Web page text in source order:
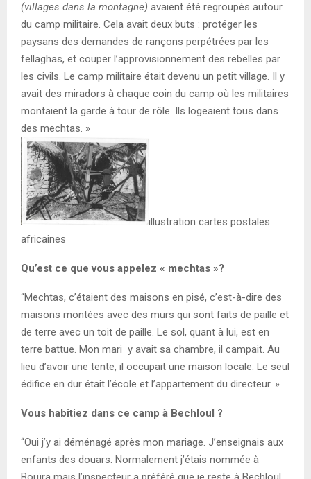
(villages dans la montagne) avaient été regroupés autour
du camp militaire. Cela avait deux buts : protéger les
paysans des demandes de rançons perpétrées par les
fellaghas, et couper l’approvisionnement des rebelles par
les civils. Le camp militaire était devenu un petit village. Il y
avait des miradors à chaque coin du camp où les militaires
montaient la garde à tour de rôle. Ils logeaient tous dans
des mechtas. »
illustration cartes postales
africaines
Qu’est ce que vous appelez « mechtas »?
“Mechtas, c’étaient des maisons en pisé, c’est-à-dire des
maisons montées avec des murs qui sont faits de paille et
de terre avec un toit de paille. Le sol, quant à lui, est en
terre battue. Mon mari y avait sa chambre, il campait. Au
lieu d’avoir une tente, il occupait une maison locale. Le seul
édifice en dur était l’école et l’appartement du directeur. »
Vous habitiez dans ce camp à Bechloul ?
“Oui j’y ai déménagé après mon mariage. J’enseignais aux
enfants des douars. Normalement j’étais nommée à